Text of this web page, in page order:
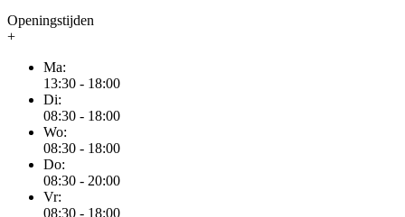
Openingstijden
+
Ma:
13:30 - 18:00
Di:
08:30 - 18:00
Wo:
08:30 - 18:00
Do:
08:30 - 20:00
Vr:
08:30 - 18:00